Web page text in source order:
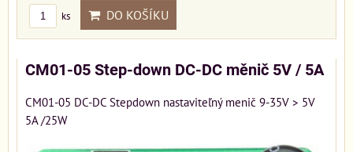
ks DO KOŠÍKU
CM01-05 Step-down DC-DC měnič 5V / 5A
CM01-05 DC-DC Stepdown nastaviteľný menič 9-35V > 5V
5A /25W